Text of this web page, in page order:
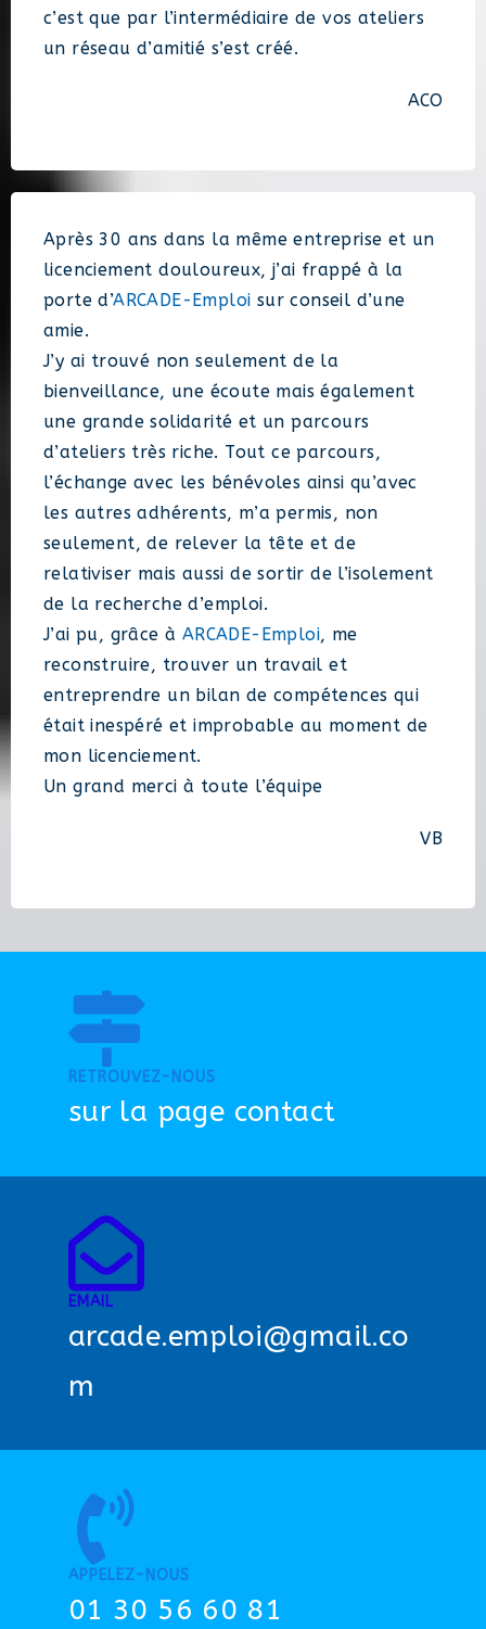
c’est que par l’intermédiaire de vos ateliers
un réseau d’amitié s’est créé.
ACO
Après 30 ans dans la même entreprise et un
licenciement douloureux, j’ai frappé à la
porte d’ARCADE-Emploi sur conseil d’une
amie.
J’y ai trouvé non seulement de la
bienveillance, une écoute mais également
une grande solidarité et un parcours
d’ateliers très riche. Tout ce parcours,
l’échange avec les bénévoles ainsi qu’avec
les autres adhérents, m’a permis, non
seulement, de relever la tête et de
relativiser mais aussi de sortir de l’isolement
de la recherche d’emploi.
J’ai pu, grâce à ARCADE-Emploi, me
reconstruire, trouver un travail et
entreprendre un bilan de compétences qui
était inespéré et improbable au moment de
mon licenciement.
Un grand merci à toute l’équipe
VB
RETROUVEZ-NOUS
sur la page contact
EMAIL
arcade.emploi@gmail.co
m
APPELEZ-NOUS
01 30 56 60 81